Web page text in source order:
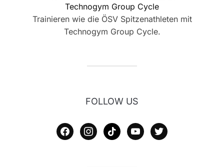
Technogym Group Cycle
Trainieren wie die ÖSV Spitzenathleten mit
Technogym Group Cycle.
FOLLOW US
facebookinstagram
tiktok youtubetwitter